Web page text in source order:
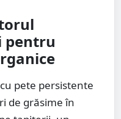
pentru
pete persistente
de grăsime în